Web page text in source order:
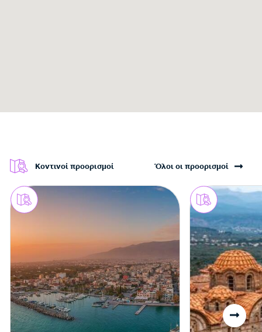
Κοντινοί προορισμοί Όλοι οι προορισμοί